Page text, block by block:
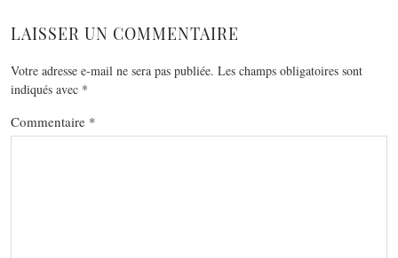
LAISSER UN COMMENTAIRE
Votre adresse e-mail ne sera pas publiée. Les champs obligatoires sont
indiqués avec *
Commentaire *